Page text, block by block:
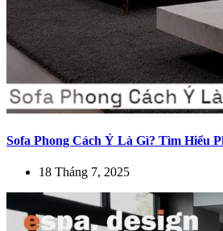
Sofa Phong Cách Ý Là Gì? Tìm Hiểu
18 Tháng 7, 2025